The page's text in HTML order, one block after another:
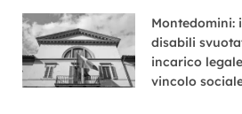
Montedomini:
disabili
incarico
vincolo